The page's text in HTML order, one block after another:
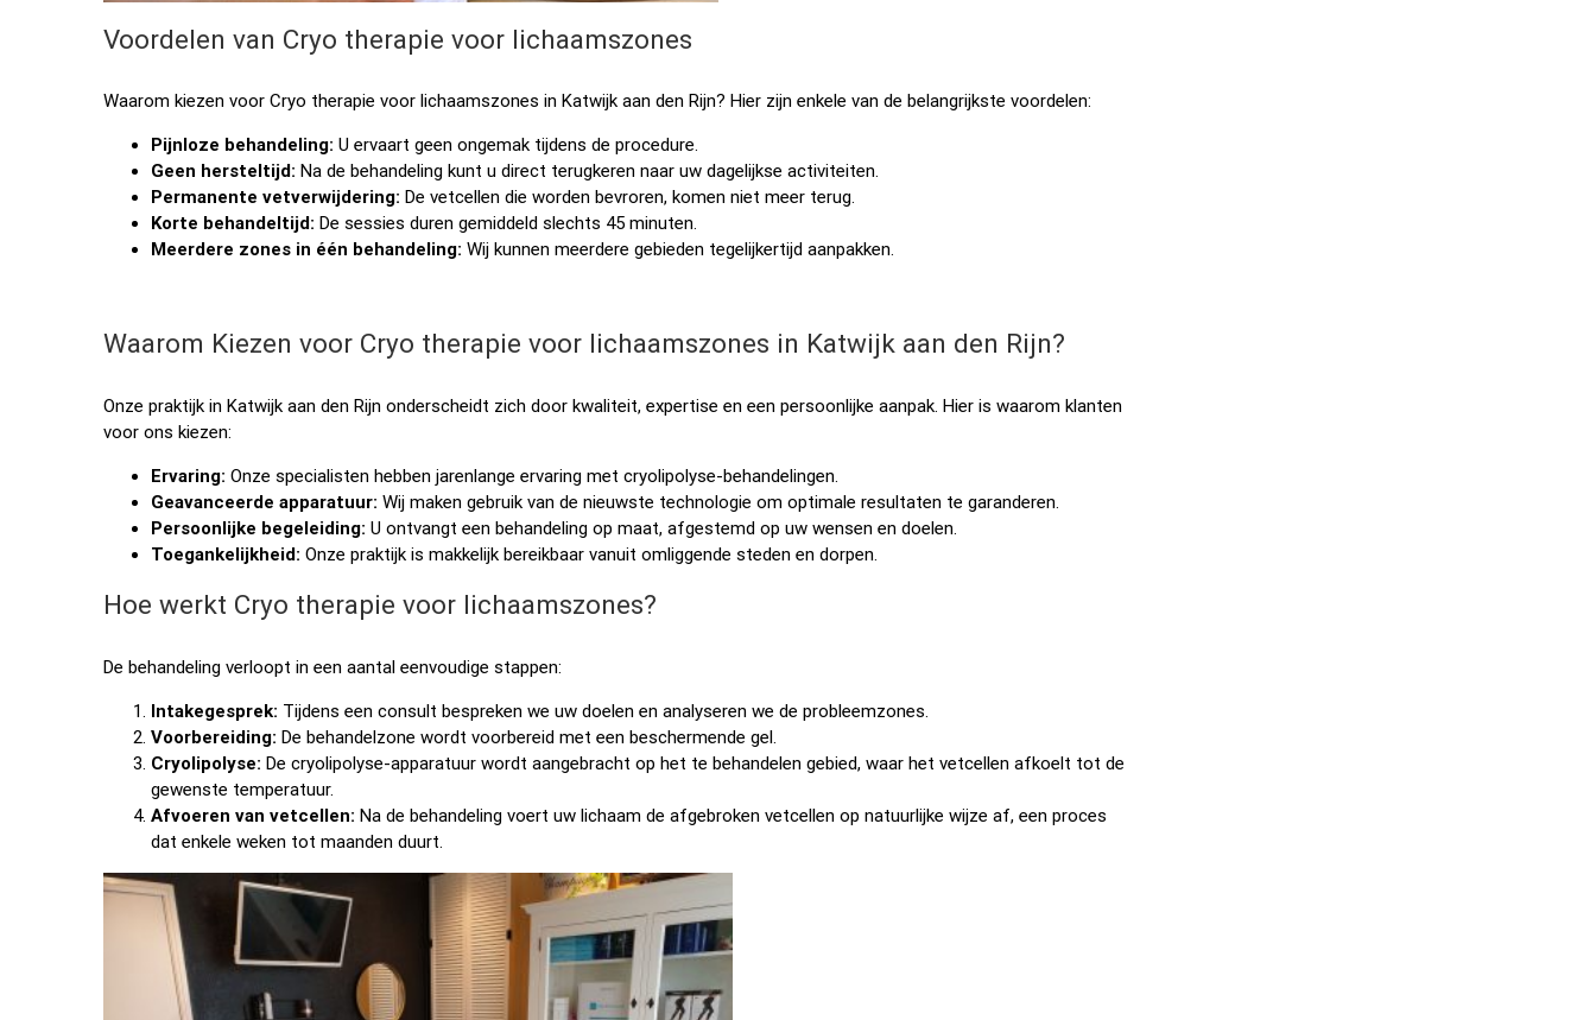
Voordelen van Cryo therapie voor lichaamszones
Waarom kiezen voor Cryo therapie voor lichaamszones in Katwijk aan den Rijn? Hier zijn enkele van de belangrijkste voordelen:
Pijnloze behandeling: U ervaart geen ongemak tijdens de procedure.
Geen hersteltijd: Na de behandeling kunt u direct terugkeren naar uw dagelijkse activiteiten.
Permanente vetverwijdering: De vetcellen die worden bevroren, komen niet meer terug.
Korte behandeltijd: De sessies duren gemiddeld slechts 45 minuten.
Meerdere zones in één behandeling: Wij kunnen meerdere gebieden tegelijkertijd aanpakken.
Waarom Kiezen voor Cryo therapie voor lichaamszones in Katwijk aan den Rijn?
Onze praktijk in Katwijk aan den Rijn onderscheidt zich door kwaliteit, expertise en een persoonlijke aanpak. Hier is waarom klanten
voor ons kiezen:
Ervaring: Onze specialisten hebben jarenlange ervaring met cryolipolyse-behandelingen.
Geavanceerde apparatuur: Wij maken gebruik van de nieuwste technologie om optimale resultaten te garanderen.
Persoonlijke begeleiding: U ontvangt een behandeling op maat, afgestemd op uw wensen en doelen.
Toegankelijkheid: Onze praktijk is makkelijk bereikbaar vanuit omliggende steden en dorpen.
Hoe werkt Cryo therapie voor lichaamszones?
De behandeling verloopt in een aantal eenvoudige stappen:
Intakegesprek: Tijdens een consult bespreken we uw doelen en analyseren we de probleemzones.
Voorbereiding: De behandelzone wordt voorbereid met een beschermende gel.
Cryolipolyse: De cryolipolyse-apparatuur wordt aangebracht op het te behandelen gebied, waar het vetcellen afkoelt tot de
gewenste temperatuur.
Afvoeren van vetcellen: Na de behandeling voert uw lichaam de afgebroken vetcellen op natuurlijke wijze af, een proces
dat enkele weken tot maanden duurt.